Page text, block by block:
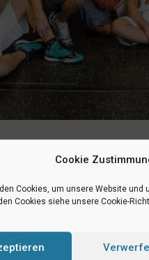
Cookie
Cookies, um unsere Website und
Cookies siehe unsere Cookie-
zum TV Ibbenbüren. Wir
7,50€.
Abfahrtszeit geben wir